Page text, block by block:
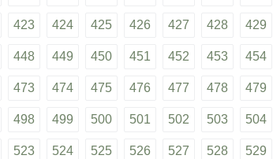
423 424 425 426 427 428 429
448 449 450 451 452 453 454
473 474 475 476 477 478 479
498 499 500 501 502 503 504
523 524 525 526 527 528 529